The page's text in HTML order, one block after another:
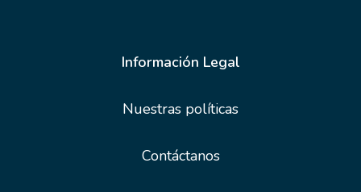
Información Legal
Nuestras políticas
Contáctanos